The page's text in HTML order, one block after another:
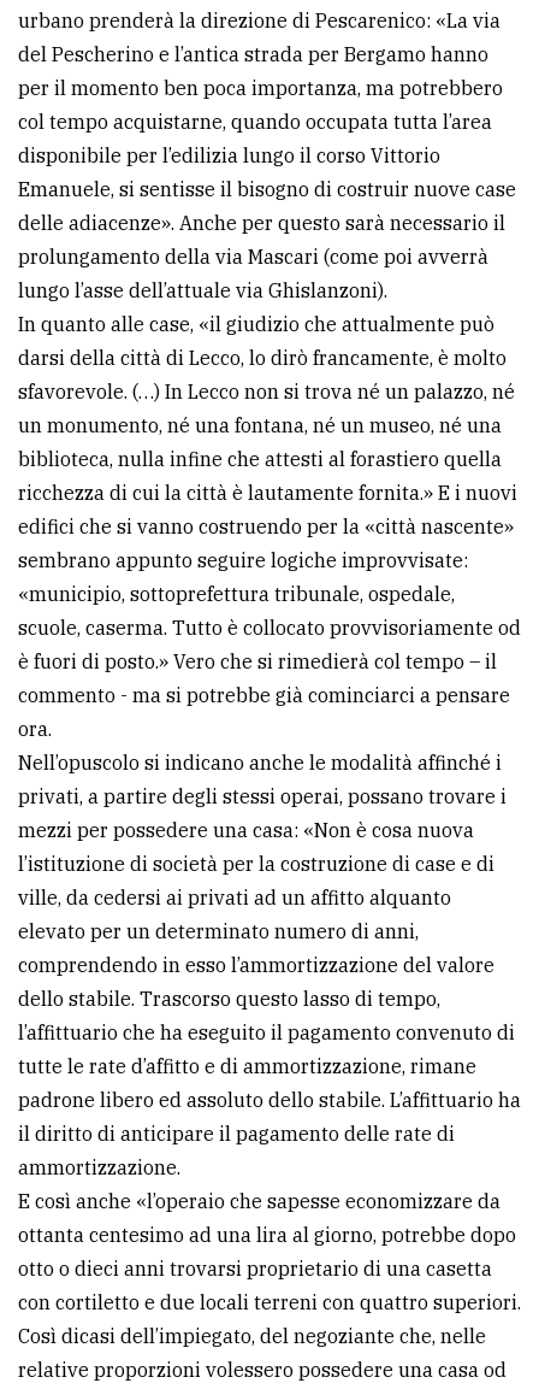
urbano prenderà la direzione di Pescarenico: «La via
del Pescherino e l’antica strada per Bergamo hanno
per il momento ben poca importanza, ma potrebbero
col tempo acquistarne, quando occupata tutta l’area
disponibile per l’edilizia lungo il corso Vittorio
Emanuele, si sentisse il bisogno di costruir nuove case
delle adiacenze». Anche per questo sarà necessario il
prolungamento della via Mascari (come poi avverrà
lungo l’asse dell’attuale via Ghislanzoni).
In quanto alle case, «il giudizio che attualmente può
darsi della città di Lecco, lo dirò francamente, è molto
sfavorevole. (…) In Lecco non si trova né un palazzo, né
un monumento, né una fontana, né un museo, né una
biblioteca, nulla infine che attesti al forastiero quella
ricchezza di cui la città è lautamente fornita.» E i nuovi
edifici che si vanno costruendo per la «città nascente»
sembrano appunto seguire logiche improvvisate:
«municipio, sottoprefettura tribunale, ospedale,
scuole, caserma. Tutto è collocato provvisoriamente od
è fuori di posto.» Vero che si rimedierà col tempo – il
commento - ma si potrebbe già cominciarci a pensare
ora.
Nell’opuscolo si indicano anche le modalità affinché i
privati, a partire degli stessi operai, possano trovare i
mezzi per possedere una casa: «Non è cosa nuova
l’istituzione di società per la costruzione di case e di
ville, da cedersi ai privati ad un affitto alquanto
elevato per un determinato numero di anni,
comprendendo in esso l’ammortizzazione del valore
dello stabile. Trascorso questo lasso di tempo,
l’affittuario che ha eseguito il pagamento convenuto di
tutte le rate d’affitto e di ammortizzazione, rimane
padrone libero ed assoluto dello stabile. L’affittuario ha
il diritto di anticipare il pagamento delle rate di
ammortizzazione.
E così anche «l’operaio che sapesse economizzare da
ottanta centesimo ad una lira al giorno, potrebbe dopo
otto o dieci anni trovarsi proprietario di una casetta
con cortiletto e due locali terreni con quattro superiori.
Così dicasi dell’impiegato, del negoziante che, nelle
relative proporzioni volessero possedere una casa od